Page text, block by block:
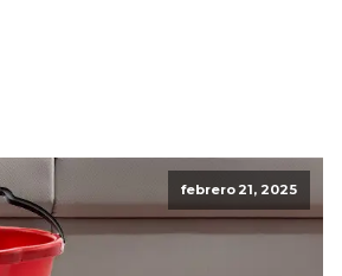
febrero 21, 2025